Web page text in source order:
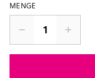
MENGE